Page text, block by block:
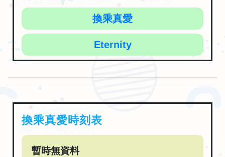
換乘真愛
Eternity
換乘真愛時刻表
暫時無資料